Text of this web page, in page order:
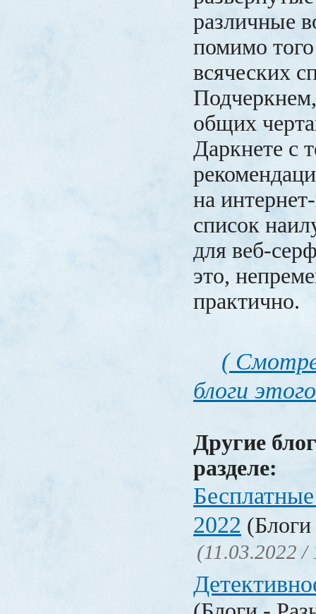
различные
помимо того
всяческих
общих
Даркнете с
на
список
для веб-
это,
практично.
(
блоги
Другие
разделе:
2022
(11.03.2022 /